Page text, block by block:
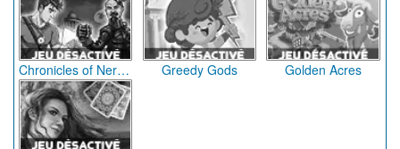
Chronicles of Nerdia Greedy Gods Golden Acres